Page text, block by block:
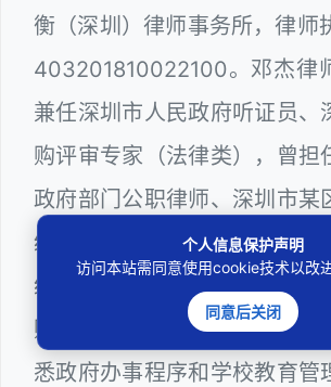
衡（深圳）律师事务所，律师
403201810022100。邓杰律
兼任深圳市人民政府听证员、
购评审专家（法律类），曾担
政府部门公职律师、深圳市某
级教师、建设工程定标专家、
络安全员。在深圳教育、建筑
购和纪检监察等政府系统工作
悉政府办事程序和学校教育管
个人信息保护声明
访问本站需同意使用cookie技术以改
同意后关闭